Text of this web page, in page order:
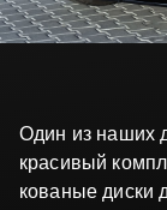
Один из наших
красивый
кованые диски